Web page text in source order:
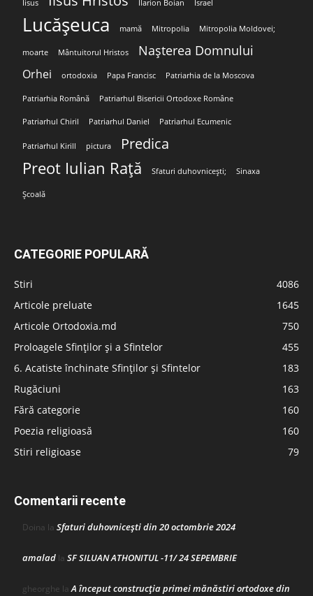
Iisus Ilarion Boian Israel
Lucășeuca mamă Mitropolia Mitropolia Moldovei;
moarte Mântuitorul Hristos Nașterea Domnului
Orhei ortodoxia Papa Francisc Patriarhia de la Moscova
Patriarhia Română Patriarhul Bisericii Ortodoxe Române
Patriarhul Chiril Patriarhul Daniel Patriarhul Ecumenic
Patriarhul Kirill pictura Predica
Preot Iulian Rață Sfaturi duhovnicești; Sinaxa
Școală
CATEGORIE POPULARĂ
Stiri
4086
Articole preluate
1645
Articole Ortodoxia.md
750
Proloagele Sfinților și a Sfintelor
455
6. Acatiste închinate Sfinților și Sfintelor
183
Rugăciuni
163
Fără categorie
160
Poezia religioasă
160
Stiri religioase
79
Comentarii recente
Doina la Sfaturi duhovnicești din 20 octombrie 2024
amalad la SF SILUAN ATHONITUL -11/ 24 SEPEMBRIE
gheorghe laA început construcţia primei mănăstiri ortodoxe din